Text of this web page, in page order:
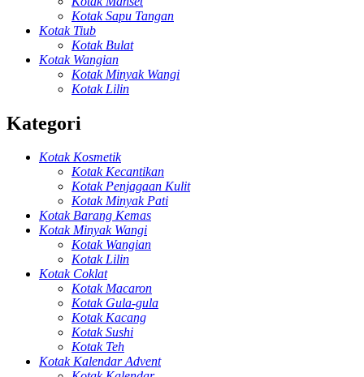
Kotak Sapu Tangan
Kotak Tiub
Kotak Bulat
Kotak Wangian
Kotak Minyak Wangi
Kotak Lilin
Kategori
Kotak Kosmetik
Kotak Kecantikan
Kotak Penjagaan Kulit
Kotak Minyak Pati
Kotak Barang Kemas
Kotak Minyak Wangi
Kotak Wangian
Kotak Lilin
Kotak Coklat
Kotak Macaron
Kotak Gula-gula
Kotak Kacang
Kotak Sushi
Kotak Teh
Kotak Kalendar Advent